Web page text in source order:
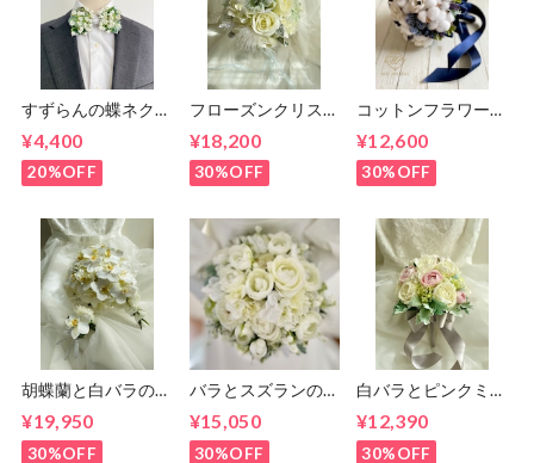
すずらんの蝶ネクタ
¥4,400
20%OFF
フローズンクリスマ
ブーケ（ブートニア
付き）
¥18,200
30%OFF
コットンフラワー
ーケとブートニアの
セット）
¥12,600
30%OFF
胡蝶蘭と白バラのキ
¥19,950
30%OFF
バラとスズランのラ
ケとブートニアのセ
ット）
¥15,050
30%OFF
白バラとピンクミニ
ケとブートニアのセ
ット
¥12,390
30%OFF